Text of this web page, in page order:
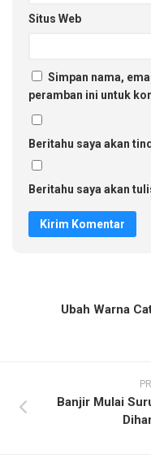
Situs Web
Simpan nama,
peramban ini untuk
Beritahu saya akan
Beritahu saya akan
Ubah Warna
Banjir Mulai